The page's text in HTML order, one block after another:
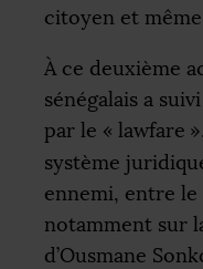
citoyen et
À ce deuxième
sénégalais a
par le « lawfare
système
ennemi, entre
notamment sur
d’Ousmane